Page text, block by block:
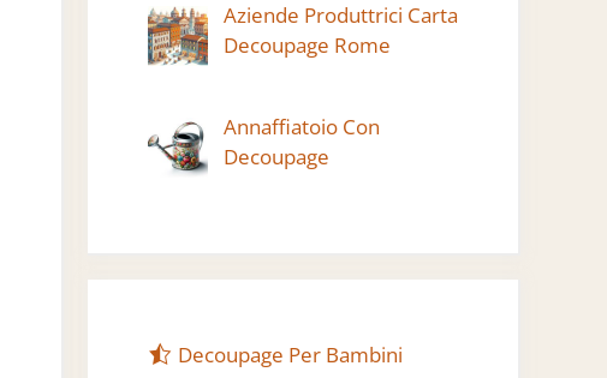
Aziende Produttrici Carta
Decoupage Rome
Annaffiatoio Con
Decoupage
Decoupage Per Bambini